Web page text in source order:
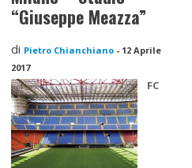
“Giuseppe Meazza”
di Pietro Chianchiano - 12 Aprile
2017
FC